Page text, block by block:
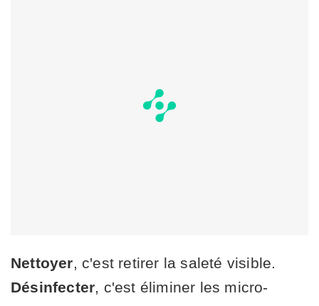
Nettoyer , c'est retirer la saleté visible.
Désinfecter , c'est éliminer les micro-